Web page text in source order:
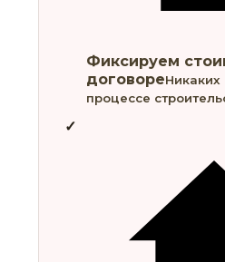
Фиксируем
договореНикаких
процессе